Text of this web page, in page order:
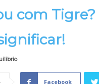
com
Facebook